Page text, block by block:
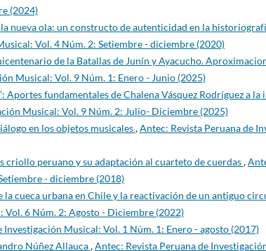
(2024)
nueva ola: un constructo de autenticidad en la
Vol. 4 Núm. 2: Setiembre - diciembre (2020)
de la Batallas de Junín y Ayacucho.
Musical: Vol. 9 Núm. 1: Enero - Junio (2025)
Aportes fundamentales de Chalena Vásquez Rodríguez a la
Musical: Vol. 9 Núm. 2: Julio- Diciembre (2025)
en los objetos musicales,Antec: Revista Peruana de
criollo peruano y su adaptación al cuarteto de cuerdas,
- diciembre (2018)
la cueca urbana en Chile y la reactivación de un antiguo
Vol. 6 Núm. 2: Agosto - Diciembre (2022)
Investigación Musical: Vol. 1 Núm. 1: Enero - agosto (2017)
Núñez Allauca,Antec: Revista Peruana de